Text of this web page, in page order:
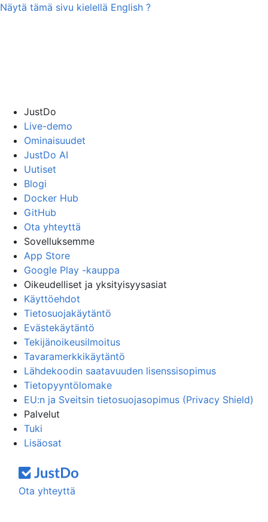
Näytä tämä sivu kielellä English ?
JustDo
Live-demo
Ominaisuudet
JustDo AI
Uutiset
Blogi
Docker Hub
GitHub
Ota yhteyttä
Sovelluksemme
App Store
Google Play -kauppa
Oikeudelliset ja yksityisyysasiat
Käyttöehdot
Tietosuojakäytäntö
Evästekäytäntö
Tekijänoikeusilmoitus
Tavaramerkkikäytäntö
Lähdekoodin saatavuuden lisenssisopimus
Tietopyyntölomake
EU:n ja Sveitsin tietosuojasopimus (Privacy Shield)
Palvelut
Tuki
Lisäosat
Ota yhteyttä